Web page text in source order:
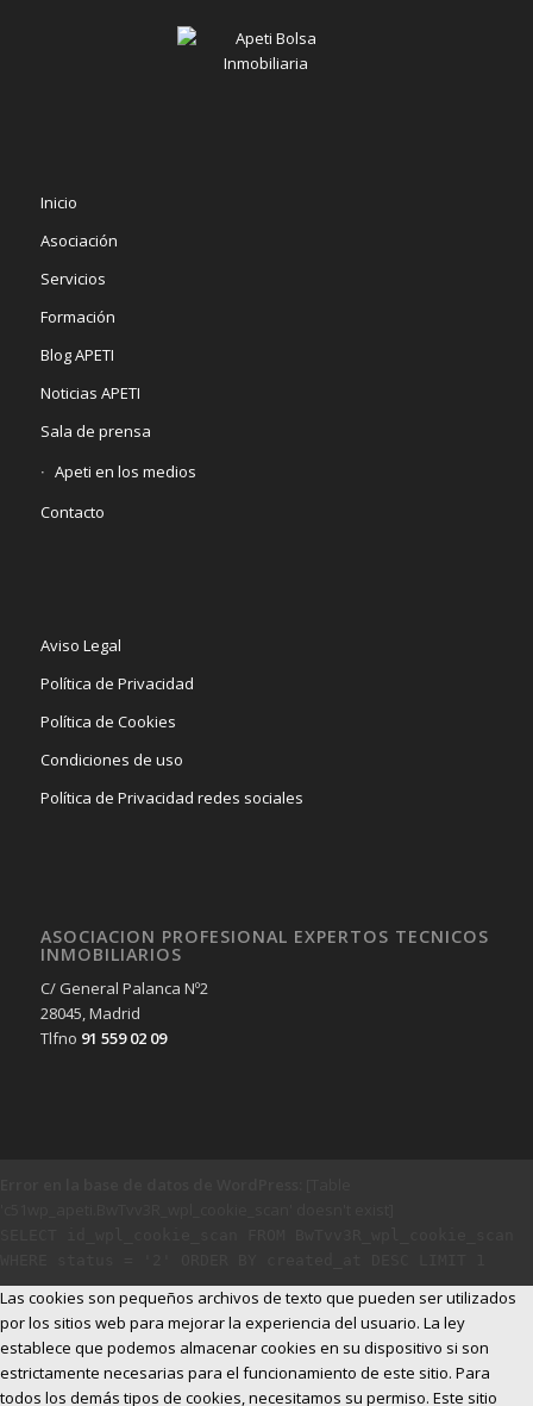
Inicio
Asociación
Servicios
Formación
Blog APETI
Noticias APETI
Sala de prensa
Apeti en los medios
Contacto
Aviso Legal
Política de Privacidad
Política de Cookies
Condiciones de uso
Política de Privacidad redes sociales
ASOCIACION PROFESIONAL EXPERTOS TECNICOS
INMOBILIARIOS
C/ General Palanca Nº2
28045, Madrid
Tlfno 91 559 02 09
Las cookies son pequeños archivos de texto que pueden ser utilizados
por los sitios web para mejorar la experiencia del usuario. La ley
establece que podemos almacenar cookies en su dispositivo si son
estrictamente necesarias para el funcionamiento de este sitio. Para
todos los demás tipos de cookies, necesitamos su permiso. Este sitio